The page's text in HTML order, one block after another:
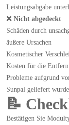
Leistungsabgabe
❌ Nicht abgedeckt
Schäden durch
äußere Ursachen
Kosmetischer
Kosten für die
Probleme aufgrund
Sunpal geliefert
📝
Bestätigen Sie